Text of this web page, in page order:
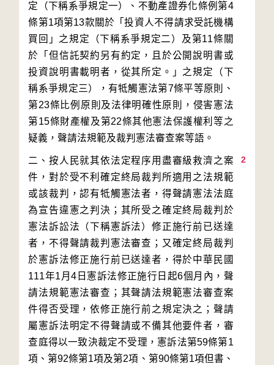
定（下稱系爭規定一）、不動產證券化條例第4
條第1項第13款關於「投資人不得請求受託機構
買回」之規定（下稱系爭規定二）及第11條關
於「但信託契約另有約定，且於公開說明書或
投資說明書載明者，從其所定。」之規定（下
稱系爭規定三），有牴觸憲法第7條平等原則、
第23條比例原則及法律明確性原則，侵害憲法
第15條財產權及第22條其他憲法保護權利等之
2
二、按人民就其依法定程序用盡審級救濟之案
件，對於受不利確定終局裁判所適用之法規範
或該裁判，認有牴觸憲法者，得聲請憲法法庭
為宣告違憲之判決；其所受之確定終局裁判於
憲法訴訟法（下稱憲訴法）修正施行前已送達
者，不得聲請裁判憲法審查；又確定終局裁判
於憲訴法修正施行前已送達者，得於中華民國
111年1月4日憲訴法修正施行日起6個月內，聲
請法規範憲法審查；其聲請法規範憲法審查案
件得否受理，依修正施行前之規定決之；聲請
屬憲訴法明定不得聲請或不備其他要件者，審
查庭得以一致決裁定不受理，憲訴法第59條第1
項、第92條第1項及第2項、第90條第1項但書、